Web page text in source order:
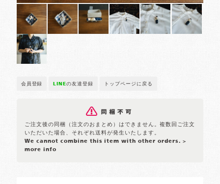
会員登録 LINEの友達登録 トップページに戻る
ご注文後の同梱（注文のおまとめ）はできません。複数回ご注文
いただいた場合、それぞれ送料が発生いたします。
We cannot combine this item with other orders. >
more info